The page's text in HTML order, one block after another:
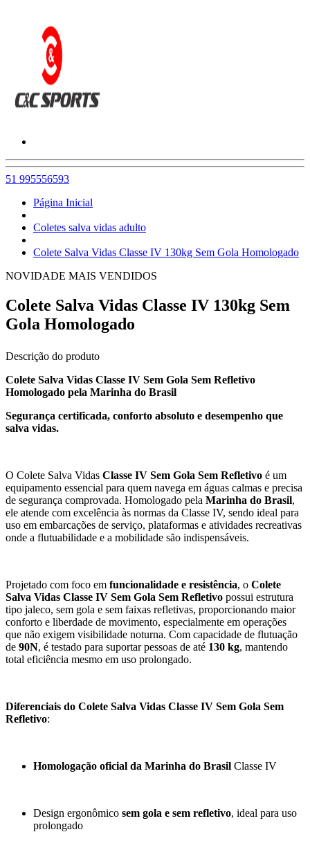
51 995556593
Página Inicial
Coletes salva vidas adulto
Colete Salva Vidas Classe IV 130kg Sem Gola Homologado
NOVIDADE MAIS VENDIDOS
Colete Salva Vidas Classe IV 130kg Sem
Gola Homologado
Descrição do produto
Colete Salva Vidas Classe IV Sem Gola Sem Refletivo
Homologado pela Marinha do Brasil
Segurança certificada, conforto absoluto e desempenho que
salva vidas.
O Colete Salva Vidas Classe IV Sem Gola Sem Refletivo é um
equipamento essencial para quem navega em águas calmas e precisa
de segurança comprovada. Homologado pela Marinha do Brasil,
ele atende com excelência às normas da Classe IV, sendo ideal para
uso em embarcações de serviço, plataformas e atividades recreativas
onde a flutuabilidade e a mobilidade são indispensáveis.
Projetado com foco em funcionalidade e resistência, o Colete
Salva Vidas Classe IV Sem Gola Sem Refletivo possui estrutura
tipo jaleco, sem gola e sem faixas refletivas, proporcionando maior
conforto e liberdade de movimento, especialmente em operações
que não exigem visibilidade noturna. Com capacidade de flutuação
de 90N, é testado para suportar pessoas de até 130 kg, mantendo
total eficiência mesmo em uso prolongado.
Diferenciais do Colete Salva Vidas Classe IV Sem Gola Sem
Refletivo:
Homologação oficial da Marinha do Brasil Classe IV
Design ergonômico sem gola e sem refletivo, ideal para uso
prolongado